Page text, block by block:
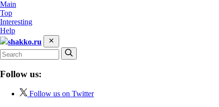
Main
Top
Interesting
Help
shakko.ru
Follow us:
Follow us on Twitter